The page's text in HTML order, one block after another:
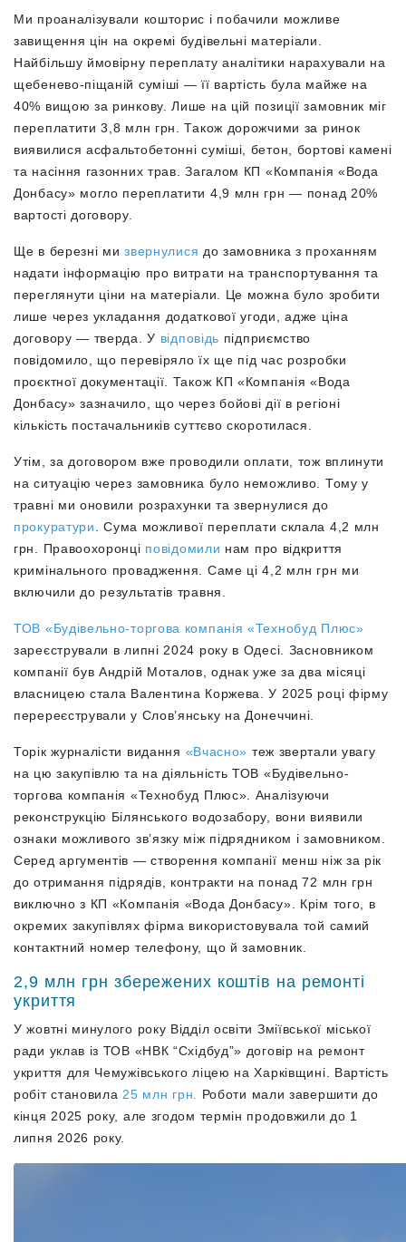
Ми проаналізували кошторис і побачили можливе
завищення цін на окремі будівельні матеріали.
Найбільшу ймовірну переплату аналітики нарахували на
щебенево-піщаній суміші — її вартість була майже на
40% вищою за ринкову. Лише на цій позиції замовник міг
переплатити 3,8 млн грн. Також дорожчими за ринок
виявилися асфальтобетонні суміші, бетон, бортові камені
та насіння газонних трав. Загалом КП «Компанія «Вода
Донбасу» могло переплатити 4,9 млн грн — понад 20%
вартості договору.
Ще в березні мизвернулися до замовника з проханням
надати інформацію про витрати на транспортування та
переглянути ціни на матеріали. Це можна було зробити
лише через укладання додаткової угоди, адже ціна
договору — тверда. У відповідь підприємство
повідомило, що перевіряло їх ще під час розробки
проєктної документації. Також КП «Компанія «Вода
Донбасу» зазначило, що через бойові дії в регіоні
кількість постачальників суттєво скоротилася.
Утім, за договором вже проводили оплати, тож вплинути
на ситуацію через замовника було неможливо. Тому у
травні ми оновили розрахунки та звернулися до
прокуратури. Сума можливої переплати склала 4,2 млн
грн. Правоохоронці повідомили нам про відкриття
кримінального провадження. Саме ці 4,2 млн грн ми
включили до результатів травня.
ТОВ «Будівельно-торгова компанія «Технобуд Плюс»
зареєстрували в липні 2024 року в Одесі. Засновником
компанії був Андрій Моталов, однак уже за два місяці
власницею стала Валентина Коржева. У 2025 році фірму
перереєстрували у Слов’янську на Донеччині.
Торік журналісти видання «Вчасно» теж звертали увагу
на цю закупівлю та на діяльність ТОВ «Будівельно-
торгова компанія «Технобуд Плюс». Аналізуючи
реконструкцію Білянського водозабору, вони виявили
ознаки можливого зв’язку між підрядником і замовником.
Серед аргументів — створення компанії менш ніж за рік
до отримання підрядів, контракти на понад 72 млн грн
виключно з КП «Компанія «Вода Донбасу». Крім того, в
окремих закупівлях фірма використовувала той самий
контактний номер телефону, що й замовник.
2,9 млн грн збережених коштів на ремонті
укриття
У жовтні минулого року Відділ освіти Зміївської міської
ради уклав із ТОВ «НВК “Східбуд”» договір на ремонт
укриття для Чемужівського ліцею на Харківщині. Вартість
робіт становила25 млн грн. Роботи мали завершити до
кінця 2025 року, але згодом термін продовжили до 1
липня 2026 року.